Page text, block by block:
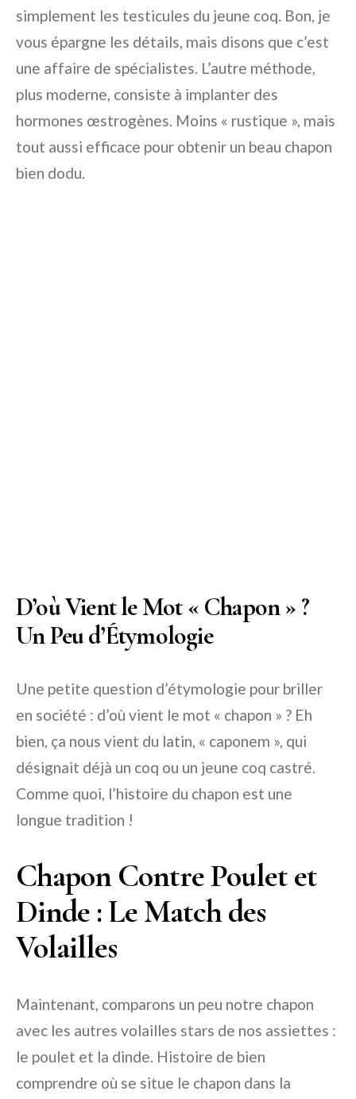
simplement les testicules du jeune coq. Bon, je
vous épargne les détails, mais disons que c’est
une affaire de spécialistes. L’autre méthode,
plus moderne, consiste à implanter des
hormones œstrogènes. Moins « rustique », mais
tout aussi efficace pour obtenir un beau chapon
bien dodu.
D’où Vient le Mot « Chapon » ?
Un Peu d’Étymologie
Une petite question d’étymologie pour briller
en société : d’où vient le mot « chapon » ? Eh
bien, ça nous vient du latin, « caponem », qui
désignait déjà un coq ou un jeune coq castré.
Comme quoi, l’histoire du chapon est une
longue tradition !
Chapon Contre Poulet et
Dinde : Le Match des
Volailles
Maintenant, comparons un peu notre chapon
avec les autres volailles stars de nos assiettes :
le poulet et la dinde. Histoire de bien
comprendre où se situe le chapon dans la